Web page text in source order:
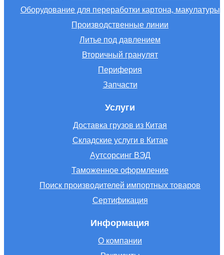
Оборудование для переработки картона, макулатуры
Производственные линии
Литье под давлением
Вторичный гранулят
Периферия
Запчасти
Услуги
Доставка грузов из Китая
Складские услуги в Китае
Аутсорсинг ВЭД
Таможенное оформление
Поиск производителей импортных товаров
Сертификация
Информация
О компании